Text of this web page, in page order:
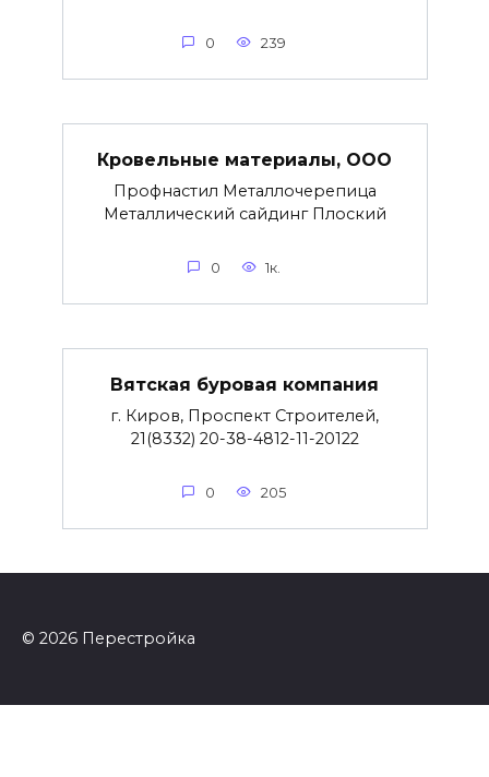
0 239
Кровельные материалы, ООО
Профнастил Металлочерепица
Металлический сайдинг Плоский
0 1к.
Вятская буровая компания
г. Киров, Проспект Строителей,
21(8332) 20-38-4812-11-20122
0 205
© 2026 Перестройка